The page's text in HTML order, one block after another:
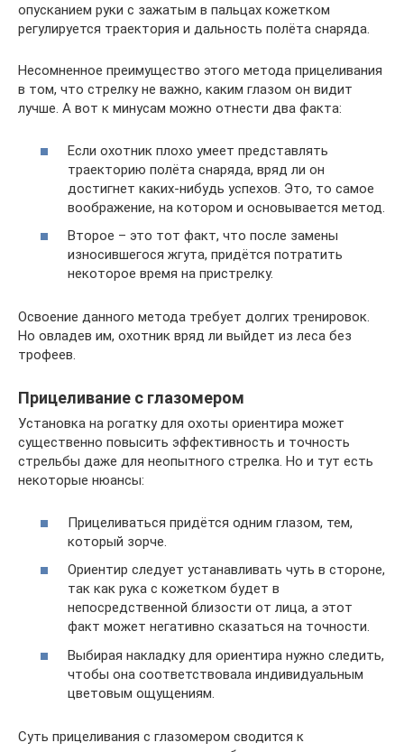
опусканием руки с зажатым в пальцах кожетком
регулируется траектория и дальность полёта снаряда.
Несомненное преимущество этого метода прицеливания
в том, что стрелку не важно, каким глазом он видит
лучше. А вот к минусам можно отнести два факта:
Если охотник плохо умеет представлять
траекторию полёта снаряда, вряд ли он
достигнет каких-нибудь успехов. Это, то самое
воображение, на котором и основывается метод.
Второе – это тот факт, что после замены
износившегося жгута, придётся потратить
некоторое время на пристрелку.
Освоение данного метода требует долгих тренировок.
Но овладев им, охотник вряд ли выйдет из леса без
трофеев.
Прицеливание с глазомером
Установка на рогатку для охоты ориентира может
существенно повысить эффективность и точность
стрельбы даже для неопытного стрелка. Но и тут есть
некоторые нюансы:
Прицеливаться придётся одним глазом, тем,
который зорче.
Ориентир следует устанавливать чуть в стороне,
так как рука с кожетком будет в
непосредственной близости от лица, а этот
факт может негативно сказаться на точности.
Выбирая накладку для ориентира нужно следить,
чтобы она соответствовала индивидуальным
цветовым ощущениям.
Суть прицеливания с глазомером сводится к